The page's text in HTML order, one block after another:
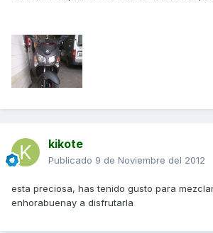
kikote
Publicado 9 de Noviembre del 2012
esta preciosa, has tenido gusto para
enhorabuenay a disfrutarla